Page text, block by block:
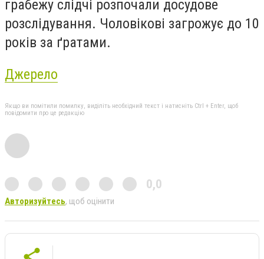
грабежу слідчі розпочали досудове
розслідування. Чоловікові загрожує до 10
років за ґратами.
Джерело
Якщо ви помітили помилку, виділіть необхідний текст і натисніть Ctrl + Enter, щоб
повідомити про це редакцію
0,0
Авторизуйтесь, щоб оцінити